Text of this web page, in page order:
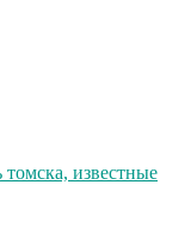
известные